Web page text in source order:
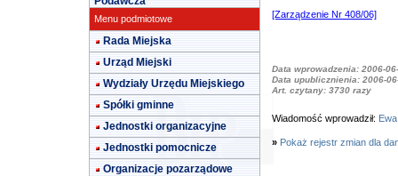
Menu podmiotowe
Rada Miejska
Urząd Miejski
Wydziały Urzędu Miejskiego
Spółki gminne
Jednostki organizacyjne
Jednostki pomocnicze
Organizacje pozarządowe
[Zarządzenie Nr 408/06]
Data wprowadzenia: 2006-
Data upublicznienia: 2006-
Art. czytany: 3730razy
Wiadomość wprowadził:
» Pokaż rejestr zmian dla